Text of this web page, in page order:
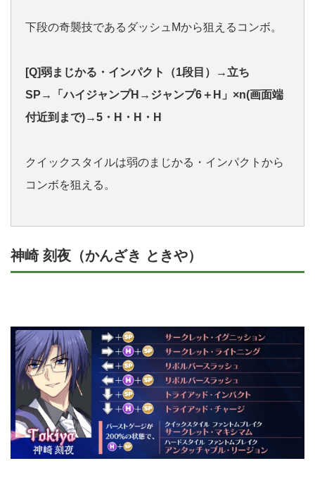
下段の奇襲技であるダッシュMから狙えるコンボ。
[Q]弱まじかる・インパクト（1段目）→立ち
SP→「ハイジャンプH→ジャンプ6＋H」×n(画面端
付近到まで)→5・H・H・H
クイックスタイルは弱のまじかる・インパクトから
コンボを狙える。
神崎 刻夜（かんざき ときや）